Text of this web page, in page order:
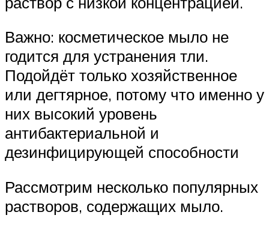
Важно: косметическое мыло не
годится для устранения тли.
Подойдёт только хозяйственное
или дегтярное, потому что именно у
них высокий уровень
антибактериальной и
дезинфицирующей способности
Рассмотрим несколько популярных
растворов, содержащих мыло.